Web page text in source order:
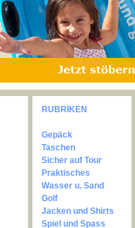
RUBRIKEN
Gepäck
Taschen
Sicher auf Tour
Praktisches
Wasser u. Sand
Golf
Jacken und Shirts
Spiel und Spass